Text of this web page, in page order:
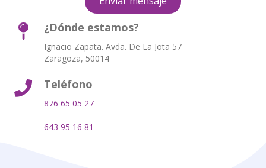
¿Dónde estamos?
Ignacio Zapata. Avda. De La Jota 57
Zaragoza, 50014
Teléfono
876 65 05 27
643 95 16 81